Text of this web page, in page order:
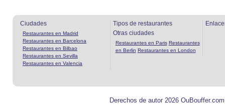
Ciudades
Restaurantes en Madrid
Restaurantes en Barcelona
Restaurantes en Bilbao
Restaurantes en Sevilla
Restaurantes en Valencia
Tipos de restaurantes
Otras ciudades
Restaurantes en Paris Restaurantes
en Berlin Restaurantes en London
Derechos de autor 2026